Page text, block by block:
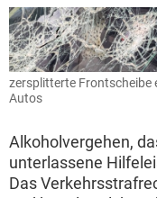
zersplitterte Frontscheibe
Autos
Alkoholvergehen,
unterlassene
Das